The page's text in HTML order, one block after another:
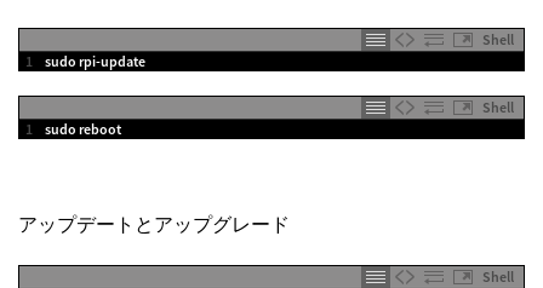
Shell
1
sudo rpi-update
Shell
1
sudo reboot
アップデートとアップグレード
Shell